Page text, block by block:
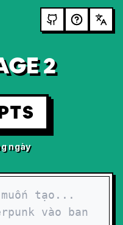
2
ngày